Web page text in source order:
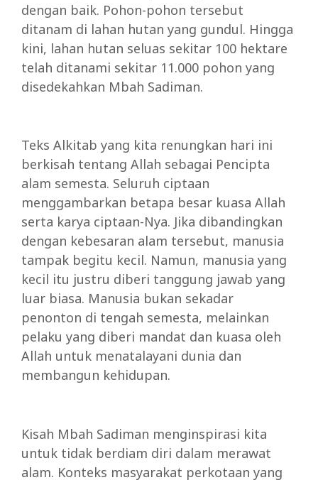
dengan baik. Pohon-pohon tersebut
ditanam di lahan hutan yang gundul. Hingga
kini, lahan hutan seluas sekitar 100 hektare
telah ditanami sekitar 11.000 pohon yang
disedekahkan Mbah Sadiman.
Teks Alkitab yang kita renungkan hari ini
berkisah tentang Allah sebagai Pencipta
alam semesta. Seluruh ciptaan
menggambarkan betapa besar kuasa Allah
serta karya ciptaan-Nya. Jika dibandingkan
dengan kebesaran alam tersebut, manusia
tampak begitu kecil. Namun, manusia yang
kecil itu justru diberi tanggung jawab yang
luar biasa. Manusia bukan sekadar
penonton di tengah semesta, melainkan
pelaku yang diberi mandat dan kuasa oleh
Allah untuk menatalayani dunia dan
membangun kehidupan.
Kisah Mbah Sadiman menginspirasi kita
untuk tidak berdiam diri dalam merawat
alam. Konteks masyarakat perkotaan yang